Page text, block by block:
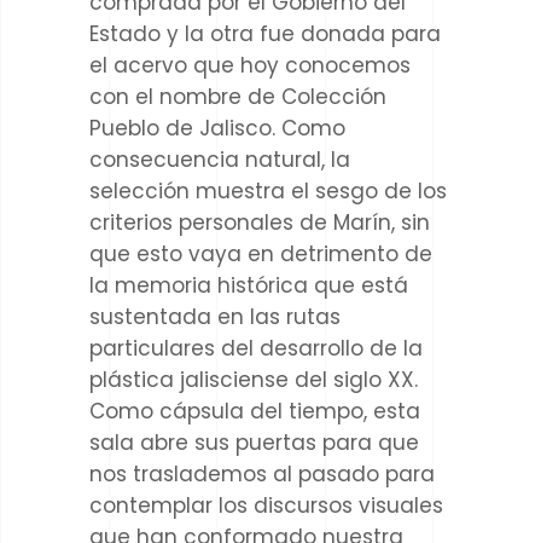
Estado y la otra fue donada para
el acervo que hoy conocemos
con el nombre de Colección
Pueblo de Jalisco. Como
consecuencia natural, la
selección muestra el sesgo de los
criterios personales de Marín, sin
que esto vaya en detrimento de
la memoria histórica que está
sustentada en las rutas
particulares del desarrollo de la
plástica jalisciense del siglo XX.
Como cápsula del tiempo, esta
sala abre sus puertas para que
nos traslademos al pasado para
contemplar los discursos visuales
que han conformado nuestra